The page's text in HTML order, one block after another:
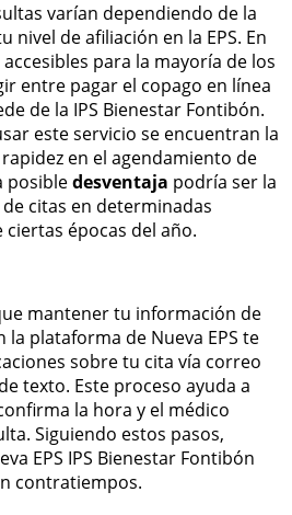
varían dependiendo de la
nivel de afiliación en la EPS. En
para la mayoría de los
entre pagar el copago en línea
de la IPS Bienestar Fontibón.
este servicio se encuentran la
en el agendamiento de
posibledesventaja podría ser la
citas en determinadas
épocas del año.
mantener tu información de
la plataforma de Nueva EPS te
sobre tu cita vía correo
texto. Este proceso ayuda a
la hora y el médico
Siguiendo estos pasos,
EPS IPS Bienestar Fontibón
contratiempos.